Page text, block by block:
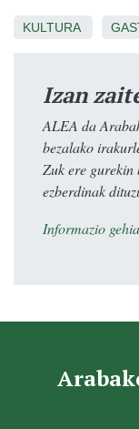
KULTURA
Izan
ALEA da
bezalako
Zuk ere
ezberdinak
Informazio